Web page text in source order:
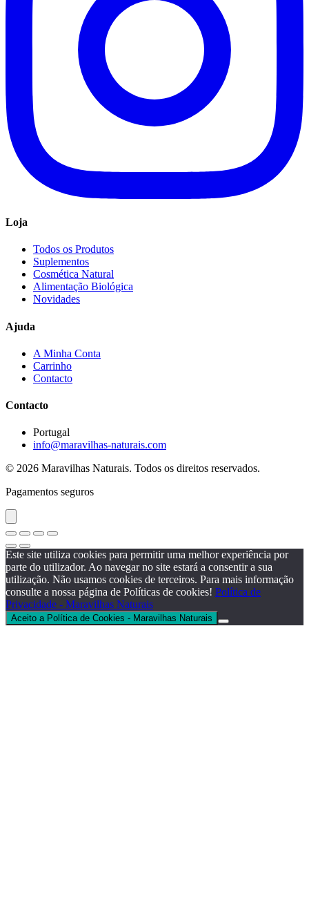
Loja
Todos os Produtos
Suplementos
Cosmética Natural
Alimentação Biológica
Novidades
Ajuda
A Minha Conta
Carrinho
Contacto
Contacto
Portugal
info@maravilhas-naturais.com
© 2026 Maravilhas Naturais. Todos os direitos reservados.
Pagamentos seguros
Este site utiliza cookies para permitir uma melhor experiência por
parte do utilizador. Ao navegar no site estará a consentir a sua
utilização. Não usamos cookies de terceiros. Para mais informação
consulte a nossa página de Políticas de cookies! Política de
Privacidade - Maravilhas Naturais
Aceito a Política de Cookies - Maravilhas Naturais